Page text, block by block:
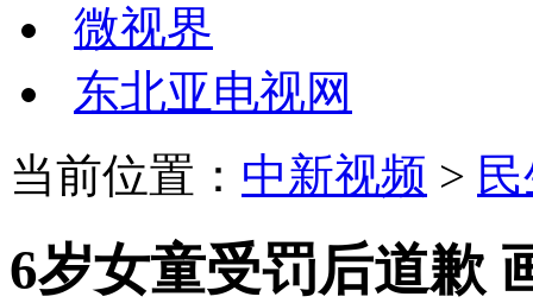
微视界
东北亚电视网
当前位置： 中新视频 >
6岁女童受罚后道歉